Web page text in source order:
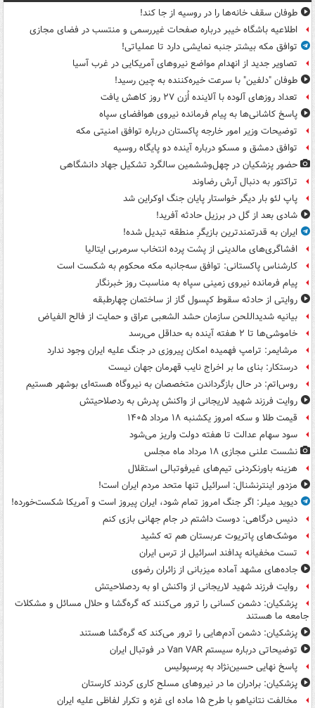
طوفان سقف خانه‌ها را در روسیه از جا ‌کند!
اطلاعیه باشگاه خیبر درباره صفحات غیررسمی و منتسب در فضای مجازی
توافق مکه بیشتر جنبه نمایشی دارد تا عملیاتی!
تصاویر جدید از انهدام مواضع نیروهای آمریکایی در غرب آسیا
طوفان "دلفین" با سرعت خیره‌کننده به چین رسید!
تعداد روزهای آلوده با آلاینده اُزن ۲۷ روز کاهش یافت
پاسخ کاشانی‌ها به پیام فرمانده نیروی هوافضای سپاه
توضیحات وزیر امور خارجه پاکستان درباره توافق امنیتی مکه
توافق دمشق و مسکو درباره آینده دو پایگاه روسیه
حضور پزشکیان در چهل‌وششمین سالگرد تشکیل جهاد دانشگاهی
تراکتور به دنبال آرش رضاوند
پاپ لئو بار دیگر خواستار پایان جنگ اوکراین شد
شادی بعد از گل در برزیل حادثه آفرید!
ایران به قدرتمندترین بازیگرِ منطقه تبدیل شده!
افشاگری‌های مالدینی از پشت پرده انتخاب سرمربی ایتالیا
کارشناس پاکستانی: توافق سه‌جانبه مکه محکوم به شکست است
پیام فرمانده نیروی زمینی سپاه به مناسبت روز خبرنگار
روایتی از حادثه سقوط کپسول گاز از ساختمان چهارطبقه
بیانیه شدیداللحن سازمان حشد الشعبی عراق و حمایت از فالح الفیاض
خاموشی‌ها تا ۲ هفته آینده به حداقل می‌رسد
مرشایمر: ترامپ فهمیده امکان پیروزی در جنگ علیه ایران وجود ندارد
درستکار: بنای ما بر اخراج نایب قهرمان جهان نیست
روس‌اتم: در حال بازگرداندن متخصصان به نیروگاه هسته‌ای بوشهر هستیم
روایت فرزند شهید لاریجانی از واکنش پدرش به ردصلاحیتش
قیمت طلا و سکه امروز یکشنبه ۱۸ مرداد ۱۴۰۵
سود سهام عدالت تا هفته دولت واریز می‌شود
نشست علنی مجازی ۱۸ مرداد ماه مجلس
هزینه باورنکردنی تیم‌های غیرفوتبالی استقلال
مزدور اینترنشنال: اسرائیل تنها متحد مردم ایران است!
دیوید میلر: اگر جنگ امروز تمام شود، ایران پیروز است و آمریکا شکست‌خورده!
دنیس درگاهی: دوست داشتم در جام جهانی بازی کنم
موشک‌های پاتریوت عربستان هم ته‌ کشید
تست مخفیانه پدافند اسرائیل از ترس ایران
جاده‌های مشهد آماده میزبانی از زائران رضوی
روایت فرزند شهید لاریجانی از واکنش او به ردصلاحیتش
پزشکیان: دشمن کسانی را ترور می‌کنند که گره‌گشا و حلال مسائل و مشکلات
جامعه ما هستند
پزشکیان: دشمن آدم‌هایی را ترور می‌کند که گره‌گشا هستند
توضیحاتی درباره سیستم Van VAR در فوتبال ایران
پاسخ نهایی حسین‌نژاد به پرسپولیس
پزشکیان: برادران ما در نیروهای مسلح کاری کردند کارستان
مخالفت نتانیاهو با طرح ۱۵ ماده ای غزه و تکرار لفاظی علیه ایران